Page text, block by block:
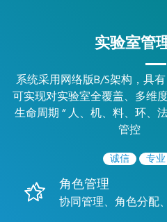
实验室管
系统采用网络版B/S架构，具
可实现对实验室全覆盖、多维
生命周期 “ 人、机、料、环、
管控
诚信 专业
角色管理
协同管理、角色分配